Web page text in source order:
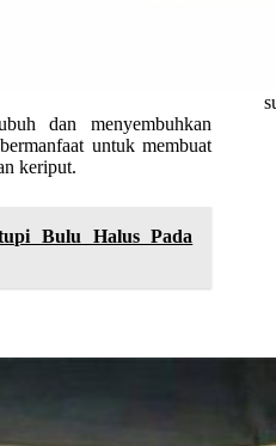
dan menyembuhkan
untuk membuat
keriput.
Bulu Halus Pada